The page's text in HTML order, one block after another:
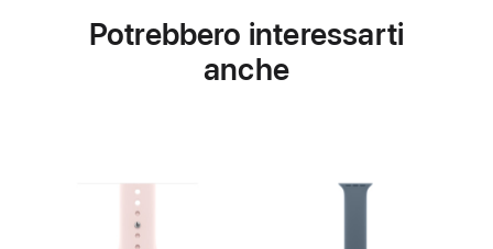
Potrebbero interessarti
anche